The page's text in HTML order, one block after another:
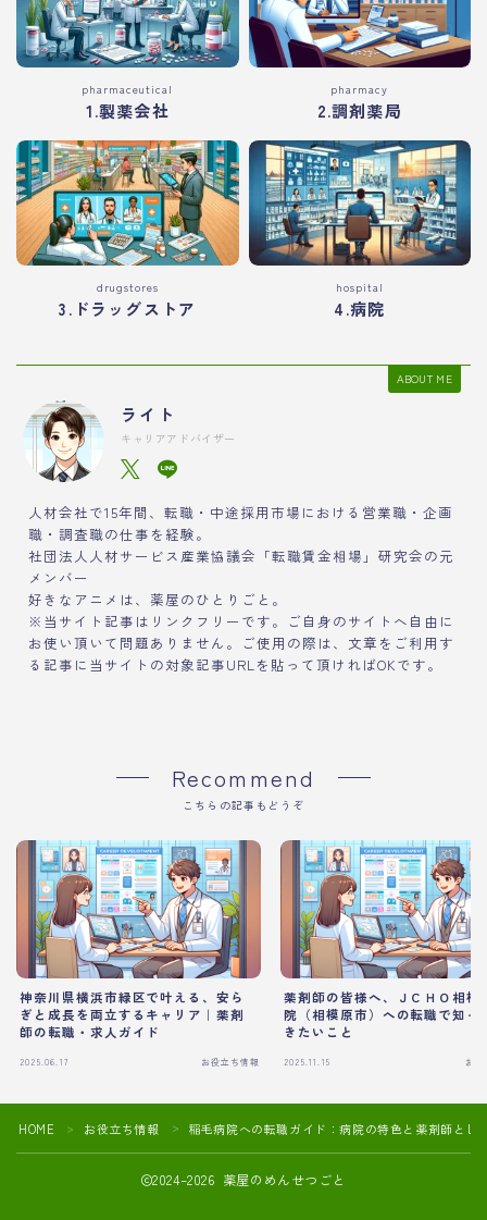
pharmaceutical
1.製薬会社
pharmacy
2.調剤薬局
drugstores
3.ドラッグストア
hospital
4.病院
ABOUT ME
ライト
キャリアアドバイザー
人材会社で15年間、転職・中途採用市場における営業職・企画
職・調査職の仕事を経験。
社団法人人材サービス産業協議会「転職賃金相場」研究会の元
メンバー
好きなアニメは、薬屋のひとりごと。
※当サイト記事はリンクフリーです。ご自身のサイトへ自由に
お使い頂いて問題ありません。ご使用の際は、文章をご利用す
る記事に当サイトの対象記事URLを貼って頂ければOKです。
Recommend
こちらの記事もどうぞ
神奈川県横浜市緑区で叶える、安ら
ぎと成長を両立するキャリア｜薬剤
師の転職・求人ガイド
2025.06.17 お役立ち情報
薬剤師の皆様へ、ＪＣＨＯ相模
院（相模原市）への転職で知っ
きたいこと
2025.11.15 お
HOME ＞ お役立ち情報 ＞ 稲毛病院への転職ガイド：病院の特色と薬剤師とし
2024–2026 薬屋のめんせつごと